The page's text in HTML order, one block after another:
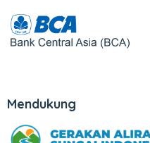
Mendukung